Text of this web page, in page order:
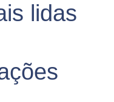
lidas